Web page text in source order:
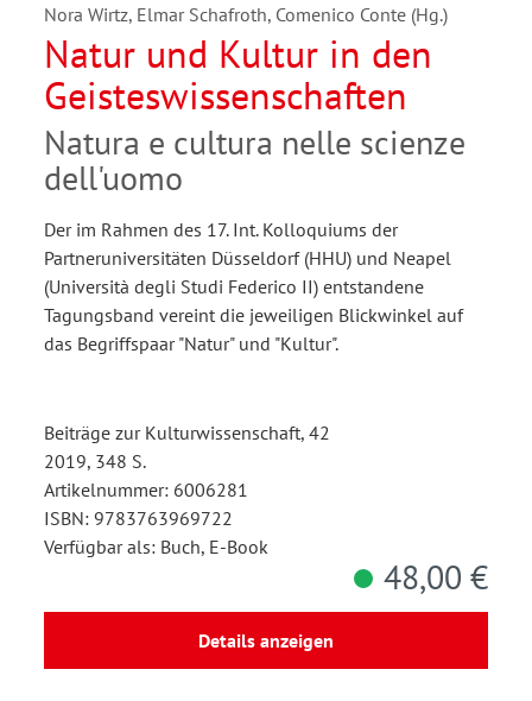
Nora Wirtz, Elmar Schafroth, Comenico Conte (Hg.)
Natur und Kultur in den
Geisteswissenschaften
Natura e cultura nelle scienze
dell'uomo
Der im Rahmen des 17. Int. Kolloquiums der
Partneruniversitäten Düsseldorf (HHU) und Neapel
(Università degli Studi Federico II) entstandene
Tagungsband vereint die jeweiligen Blickwinkel auf
das Begriffspaar "Natur" und "Kultur".
Beiträge zur Kulturwissenschaft, 42
2019, 348 S.
Artikelnummer: 6006281
ISBN: 9783763969722
Verfügbar als: Buch, E-Book
48,00 €
Details anzeigen